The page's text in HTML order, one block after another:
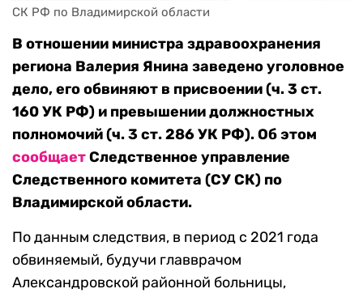
СК РФ по Владимирской области
В отношении министра здравоохранения
региона Валерия Янина заведено уголовное
дело, его обвиняют в присвоении (ч. 3 ст.
160 УК РФ) и превышении должностных
полномочий (ч. 3 ст. 286 УК РФ). Об этом
сообщаетСледственное управление
Следственного комитета (СУ СК) по
Владимирской области.
По данным следствия, в период с 2021 года
обвиняемый, будучи главврачом
Александровской районной больницы,